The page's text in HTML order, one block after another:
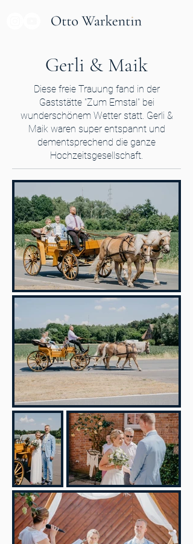
Gerli & Maik
Diese freie Trauung fand in der
Gaststätte "Zum Emstal" bei
wunderschönem Wetter statt. Gerli &
Maik waren super entspannt und
dementsprechend die ganze
Hochzeitsgesellschaft.